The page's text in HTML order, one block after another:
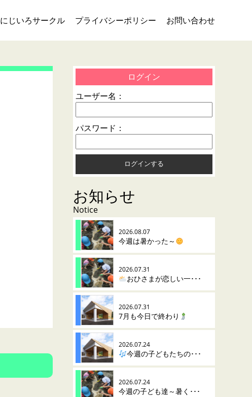
にじいろサークル プライバシーポリシー お問い合わせ
ログイン
ユーザー名：
パスワード：
お知らせ
Notice
2026.08.07
今週は暑かった～
2026.07.31
おひさまが恋しい一･･･
2026.07.31
7月も今日で終わり
2026.07.24
今週の子どもたちの･･･
2026.07.24
今週の子ども達～暑く･･･